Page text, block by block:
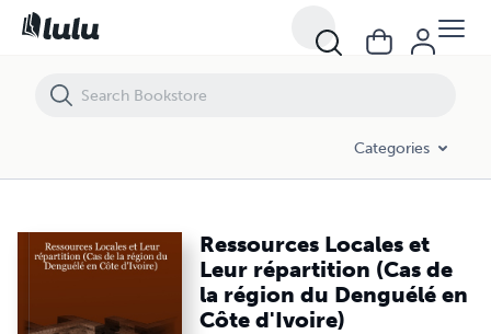
Categories
Ressources Locales et
Leur répartition (Cas de
la région du Denguélé en
Côte d'Ivoire)
Ressources Locales et Leur répartition (Cas de la région du